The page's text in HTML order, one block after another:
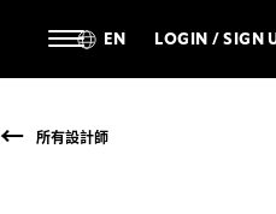
EN LOGIN / SIGN
所有設計師